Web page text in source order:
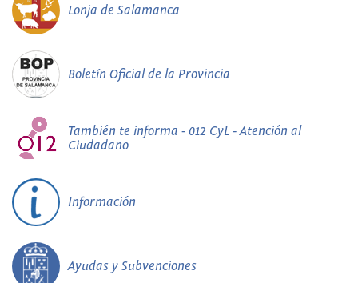
Lonja de Salamanca
Boletín Oficial de la Provincia
También te informa - 012 CyL - Atención al
Ciudadano
Información
Ayudas y Subvenciones